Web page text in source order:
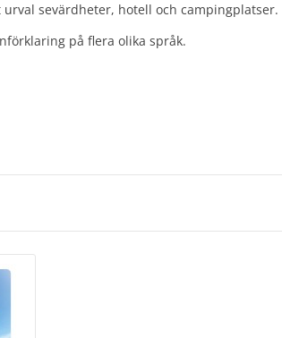
sevärdheter, hotell och campingplatser.
på flera olika språk.